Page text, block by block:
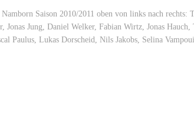
Saison 2010/2011 oben von links nach rechts:
Jung, Daniel Welker, Fabian Wirtz, Jonas
Paulus, Lukas Dorscheid, Nils Jakobs, Selina